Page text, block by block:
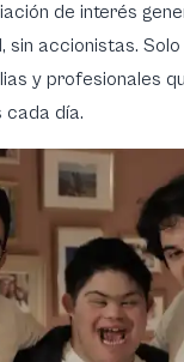
de interés
sin accionistas. Solo
y profesionales
cada día.